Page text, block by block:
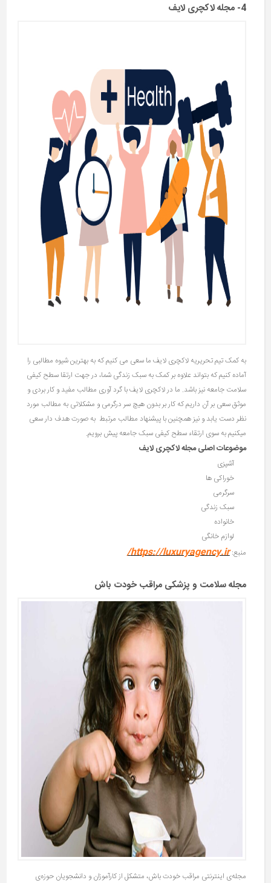
4- مجله لاکچری لایف
به کمک تیم تحریریه لاکچری لایف ما سعی می کنیم که به بهترین شیوه مطالبی را
آماده کنیم که بتواند علاوه بر کمک به سبک زندگی شما، در جهت ارتقا سطح کیفی
سلامت جامعه نیز باشد. ما در لاکچری لایف با گرد آوری مطالب مفید و کار بردی و
موثق سعی بر آن داریم که کار بر بدون هیچ سر درگرمی و مشکلاتی به مطالب مورد
نظر دست یابد و نیز همچنین با پیشنهاد مطالب مرتبط به صورت هدف دار سعی
میکنیم به سوی ارتقاء سطح کیفی سبک جامعه پیش برویم.
موضوعات اصلی مجله لاکچری لایف
آشپزی
خوراکی ها
سرگرمی
سبک زندگی
خانواده
لوازم خانگی
منبع:https://luxuryagency.ir/
مجله سلامت و پزشکی مراقب خودت باش
مجله‌ی اینترنتی مراقب خودت باش، متشکل از کارآموزان و دانشجویان حوزه‌ی